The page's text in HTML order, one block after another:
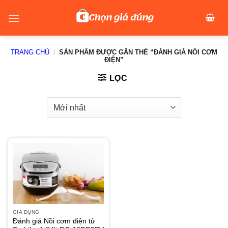
TRANG CHỦ / SẢN PHẨM ĐƯỢC GẮN THẺ “ĐÁNH GIÁ NỒI CƠM
ĐIỆN”
LỌC
GIA DỤNG
Đánh giá Nồi cơm điện tử